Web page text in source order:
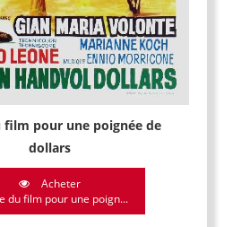
film pour une poignée de
dollars
Acheter
du film pour une poign...